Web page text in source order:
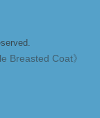
Breasted Coat》